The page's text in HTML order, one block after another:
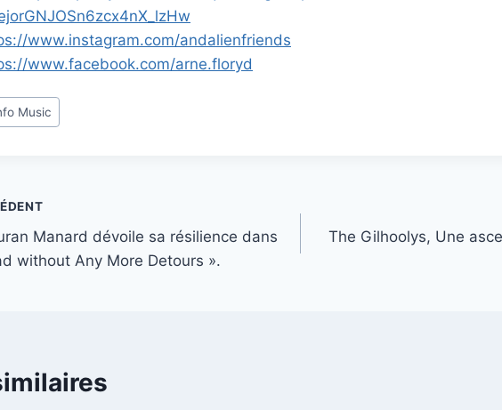
www.instagram.com/andalienfriends
www.facebook.com/arne.floryd
Music
Manard dévoile sa résilience dans
without Any More Detours ».
The Gilhoolys, Une